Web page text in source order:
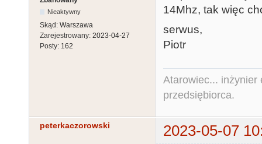
Nieaktywny
Skąd: Warszawa
Zarejestrowany: 2023-04-27
Posty: 162
14Mhz, tak więc
serwus,
Piotr
Atarowiec... inżynier
przedsiębiorca.
peterkaczorowski 2023-05-07